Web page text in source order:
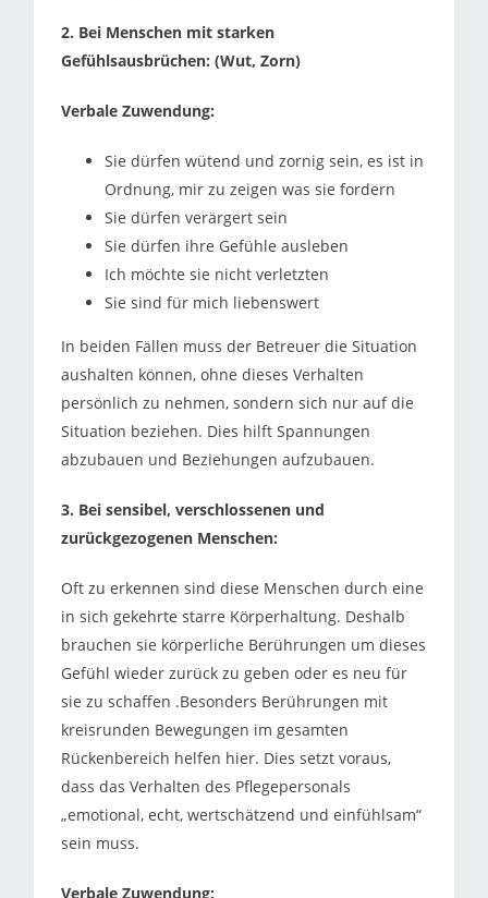
2. Bei Menschen mit starken
Gefühlsausbrüchen: (Wut, Zorn)
Verbale Zuwendung:
Sie dürfen wütend und zornig sein, es ist in
Ordnung, mir zu zeigen was sie fordern
Sie dürfen verärgert sein
Sie dürfen ihre Gefühle ausleben
Ich möchte sie nicht verletzten
Sie sind für mich liebenswert
In beiden Fällen muss der Betreuer die Situation
aushalten können, ohne dieses Verhalten
persönlich zu nehmen, sondern sich nur auf die
Situation beziehen. Dies hilft Spannungen
abzubauen und Beziehungen aufzubauen.
3. Bei sensibel, verschlossenen und
zurückgezogenen Menschen:
Oft zu erkennen sind diese Menschen durch eine
in sich gekehrte starre Körperhaltung. Deshalb
brauchen sie körperliche Berührungen um dieses
Gefühl wieder zurück zu geben oder es neu für
sie zu schaffen .Besonders Berührungen mit
kreisrunden Bewegungen im gesamten
Rückenbereich helfen hier. Dies setzt voraus,
dass das Verhalten des Pflegepersonals
„emotional, echt, wertschätzend und einfühlsam“
sein muss.
Verbale Zuwendung: